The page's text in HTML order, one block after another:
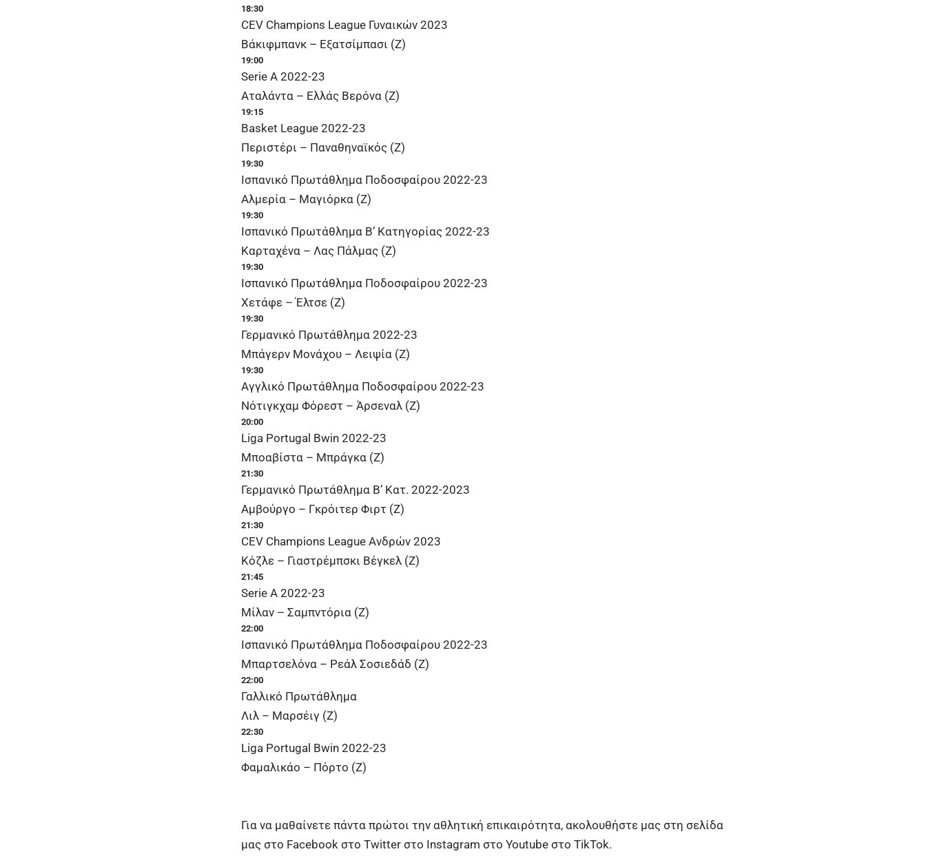
18:30
CEV Champions League Γυναικών 2023
Βάκιφμπανκ – Εξατσίμπασι (Ζ)
19:00
Serie A 2022-23
Αταλάντα – Ελλάς Βερόνα (Ζ)
19:15
Basket League 2022-23
Περιστέρι – Παναθηναϊκός (Ζ)
19:30
Ισπανικό Πρωτάθλημα Ποδοσφαίρου 2022-23
Αλμερία – Μαγιόρκα (Ζ)
19:30
Ισπανικό Πρωτάθλημα Β’ Κατηγορίας 2022-23
Καρταχένα – Λας Πάλμας (Ζ)
19:30
Ισπανικό Πρωτάθλημα Ποδοσφαίρου 2022-23
Χετάφε – Έλτσε (Ζ)
19:30
Γερμανικό Πρωτάθλημα 2022-23
Μπάγερν Μονάχου – Λειψία (Ζ)
19:30
Αγγλικό Πρωτάθλημα Ποδοσφαίρου 2022-23
Νότιγκχαμ Φόρεστ – Άρσεναλ (Ζ)
20:00
Liga Portugal Bwin 2022-23
Μποαβίστα – Μπράγκα (Ζ)
21:30
Γερμανικό Πρωτάθλημα Β’ Κατ. 2022-2023
Αμβούργο – Γκρόιτερ Φιρτ (Ζ)
21:30
CEV Champions League Ανδρών 2023
Κόζλε – Γιαστρέμπσκι Βέγκελ (Ζ)
21:45
Serie A 2022-23
Μίλαν – Σαμπντόρια (Ζ)
22:00
Ισπανικό Πρωτάθλημα Ποδοσφαίρου 2022-23
Μπαρτσελόνα – Ρεάλ Σοσιεδάδ (Ζ)
22:00
Γαλλικό Πρωτάθλημα
Λιλ – Μαρσέιγ (Ζ)
22:30
Liga Portugal Bwin 2022-23
Φαμαλικάο – Πόρτο (Ζ)
Για να μαθαίνετε πάντα πρώτοι την αθλητική επικαιρότητα, ακολουθήστε μας στη σελίδα
μας στο Facebook στο Twitter στο Instagram στο Youtube στο TikTok.